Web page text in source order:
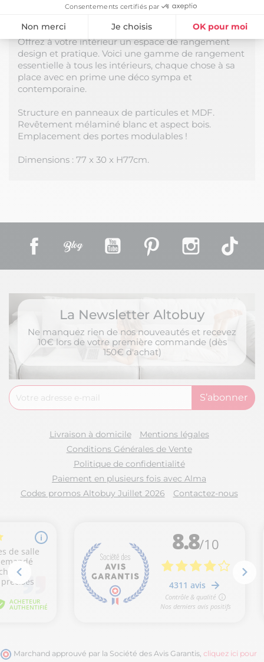
Consentements certifiés par
Non merci Je choisis OK pour moi
Axeptio consent
Plateforme de Gestion du Consentement : Personnalisez vos
Notre plateforme vous permet d'adapter et de gérer vos
Meuble Multi-Rangement Blanc et Effet Bois de la
Offrez à votre intérieur un espace de rangement
design et pratique. Voici une gamme de rangement
essentielle à tous les intérieurs, chaque chose à sa
place avec en prime une déco sympa et
contemporaine.
Structure en panneaux de particules et MDF.
Revêtement mélaminé blanc et aspect bois.
Emplacement des portes modulables !
Dimensions : 77 x 30 x H77cm.
Facebook YouTube Pinterest Instagram
La Newsletter Altobuy
Ne manquez rien de nos nouveautés et recevez
10€ lors de votre première commande (dès
150€ d'achat)
Livraison à domicile
Mentions légales
Conditions Générales de Vente
Politique de confidentialité
Paiement en plusieurs fois avec Alma
Codes promos Altobuy Juillet 2026
Contactez-nous
Marchand approuvé par la Société des Avis Garantis, cliquez ici pour